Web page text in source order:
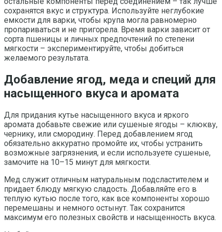
сохранятся вкус и структура. Используйте неглубокие
емкости для варки, чтобы крупа могла равномерно
пропариваться и не пригорела. Время варки зависит от
сорта пшеницы и личных предпочтений по степени
мягкости – экспериментируйте, чтобы добиться
желаемого результата.
Добавление ягод, меда и специй для
насыщенного вкуса и аромата
Для придания кутье насыщенного вкуса и яркого
аромата добавьте свежие или сушеные ягоды – клюкву,
чернику, или смородину. Перед добавлением ягод
обязательно аккуратно промойте их, чтобы устранить
возможные загрязнения, и если используете сушеные,
замочите на 10–15 минут для мягкости.
Мед служит отличным натуральным подсластителем и
придает блюду мягкую сладость. Добавляйте его в
теплую кутью после того, как все компоненты хорошо
перемешаны и немного остынут. Так сохранится
максимум его полезных свойств и насыщенность вкуса.